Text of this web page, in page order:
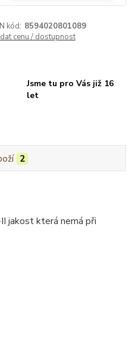
kód: 8594020801089
cenu / dostupnost
Jsme tu pro Vás již 16
let
2
jakost která nemá při